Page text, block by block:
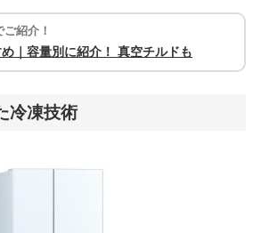
紹介！
｜容量別に紹介！ 真空チルドも
冷凍技術